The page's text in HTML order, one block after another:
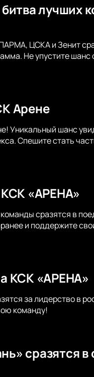
лучших
ЦСКА и Зенит
Не упустите шанс
Арене
Уникальный шанс
Спешите стать
КСК «АРЕНА»
сразятся в
и поддержите
КСК «АРЕНА»
за лидерство в
команду!
сразятся в